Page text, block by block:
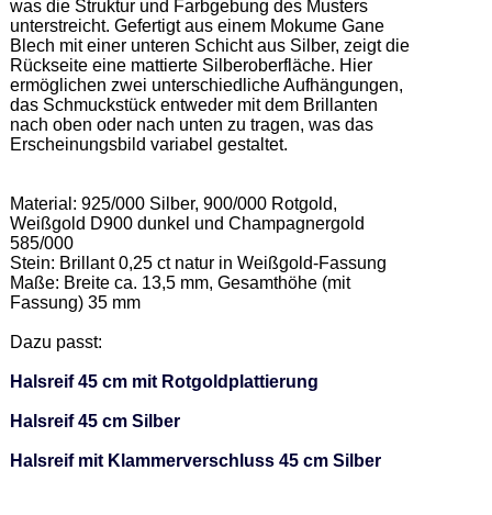
was die Struktur und Farbgebung des Musters
unterstreicht. Gefertigt aus einem Mokume Gane
Blech mit einer unteren Schicht aus Silber, zeigt die
Rückseite eine mattierte Silberoberfläche. Hier
ermöglichen zwei unterschiedliche Aufhängungen,
das Schmuckstück entweder mit dem Brillanten
nach oben oder nach unten zu tragen, was das
Erscheinungsbild variabel gestaltet.
Material: 925/000 Silber, 900/000 Rotgold,
Weißgold D900 dunkel und Champagnergold
585/000
Stein: Brillant 0,25 ct natur in Weißgold-Fassung
Maße: Breite ca. 13,5 mm, Gesamthöhe (mit
Fassung) 35 mm
Dazu passt:
Halsreif 45 cm mit Rotgoldplattierung
Halsreif 45 cm Silber
Halsreif mit Klammerverschluss 45 cm Silber